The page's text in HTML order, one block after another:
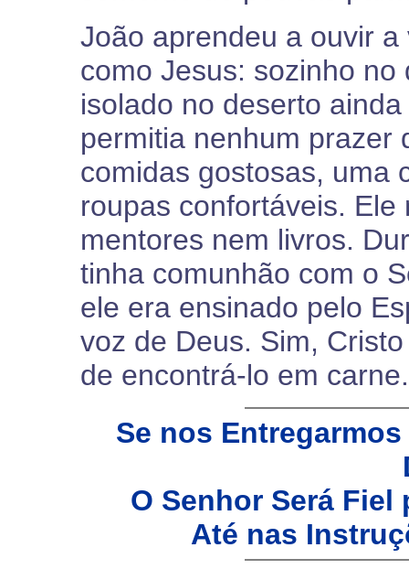
João aprendeu a ouvir
como Jesus: sozinho
isolado no deserto
permitia nenhum prazer
comidas gostosas, uma
roupas confortáveis.
mentores nem livros.
tinha comunhão com o
ele era ensinado pelo
voz de Deus. Sim,
de encontrá-lo em carne.
Se nos
O Senhor Será
Até nas